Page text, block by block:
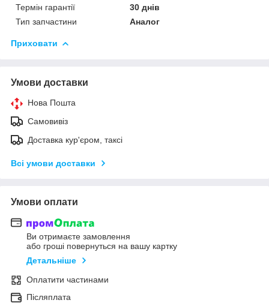
Термін гарантії
30 днів
Тип запчастини
Аналог
Приховати
Умови доставки
Нова Пошта
Самовивіз
Доставка кур'єром, таксі
Всі умови доставки
Умови оплати
Ви отримаєте замовлення
або гроші повернуться на вашу картку
Детальніше
Оплатити частинами
Післяплата